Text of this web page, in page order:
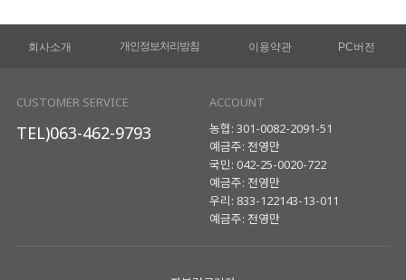
회사소개 개인정보처리방침 이용약관 PC버전
CUSTOMER SERVICE
TEL)063-462-9793
ACCOUNT
농협: 301-0082-2091-51
예금주: 전영만
국민: 042-25-0020-722
예금주: 전영만
우리: 833-122143-13-011
예금주: 전영만